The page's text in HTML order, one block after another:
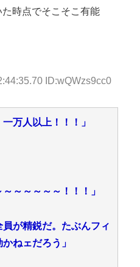
時点でそこそこ有能
ID:wQWzs9cc0
万人以上！！！」
～～～～～！！！」
が精鋭だ。たぶんフィ
ねェだろう」